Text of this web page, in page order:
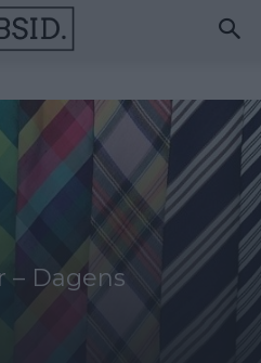
– Dagens